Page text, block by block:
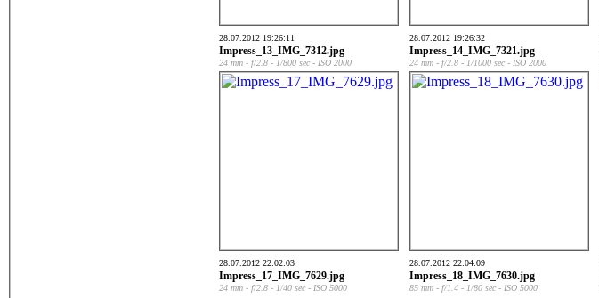
28.07.2012 19:26:11
Impress_13_IMG_7312.jpg
24 mm - f/2.8 - 1/800 sec - ISO 2000
28.07.2012 19:26:32
Impress_14_IMG_7321.jpg
24 mm - f/2.8 - 1/1000 sec - ISO 2000
28.07.2012 22:02:03
Impress_17_IMG_7629.jpg
24 mm - f/2.8 - 1/40 sec - ISO 5000
28.07.2012 22:04:09
Impress_18_IMG_7630.jpg
85 mm - f/1.4 - 1/80 sec - ISO 5000